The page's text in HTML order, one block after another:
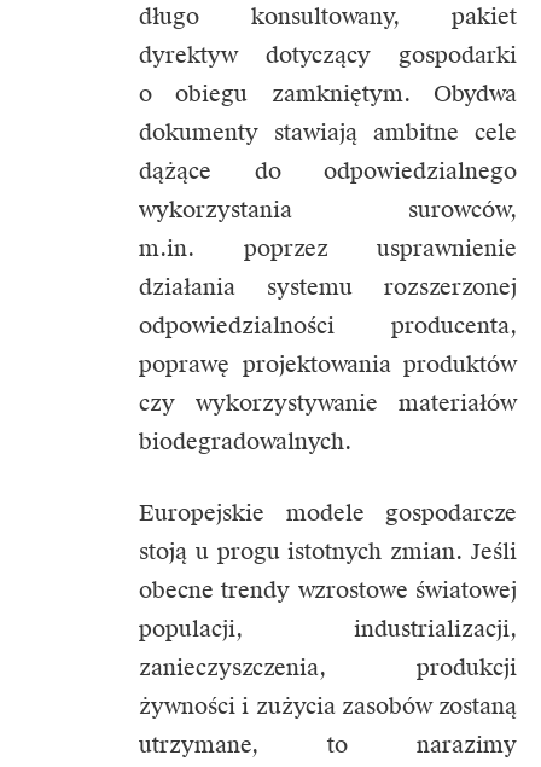
długo konsultowany, pakiet
dyrektyw dotyczący gospodarki
o obiegu zamkniętym. Obydwa
dokumenty stawiają ambitne cele
dążące do odpowiedzialnego
wykorzystania surowców,
m.in. poprzez usprawnienie
działania systemu rozszerzonej
odpowiedzialności producenta,
poprawę projektowania produktów
czy wykorzystywanie materiałów
biodegradowalnych.
Europejskie modele gospodarcze
stoją u progu istotnych zmian. Jeśli
obecne trendy wzrostowe światowej
populacji, industrializacji,
zanieczyszczenia, produkcji
żywności i zużycia zasobów zostaną
utrzymane, to narazimy